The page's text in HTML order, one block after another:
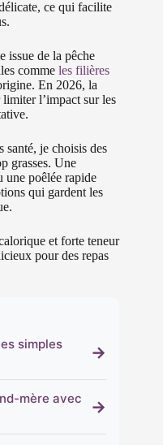
ce qui facilite
issue de la pêche
comme les filières
En 2026, la
l’impact sur les
santé, je choisis des
grasses. Une
une poêlée rapide
qui gardent les
et forte teneur
pour des repas
simples
→
mère avec
→